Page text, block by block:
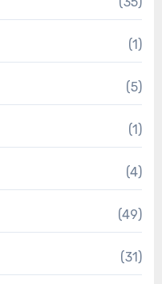
(1)
(5)
(1)
(4)
(49)
(31)